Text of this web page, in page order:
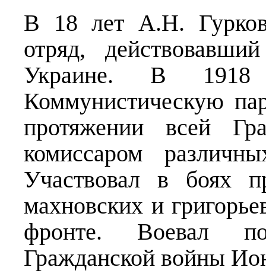
В 18 лет А.Н.
отряд,
Украине. В
Коммунистическую
протяжении всей
комиссаром
Участвовал в боях
махновских и
фронте. Воевал
Гражданской войны